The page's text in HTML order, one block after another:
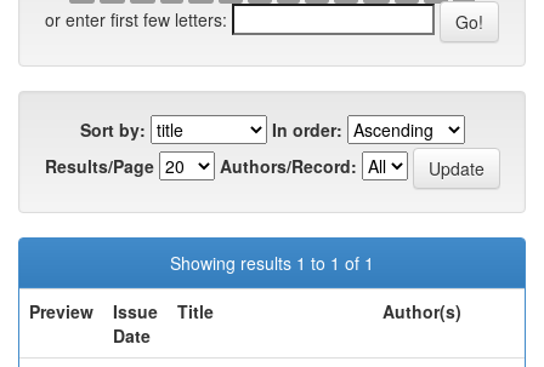
or enter first few letters:
Sort by:
In order:
Results/Page
Authors/Record:
Showing results 1 to 1 of 1
Preview
Issue
Date
Title Author(s)